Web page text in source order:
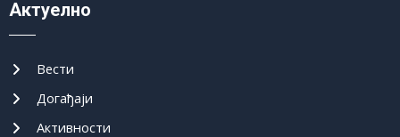
Актуелно
Вести
Догађаји
Активности